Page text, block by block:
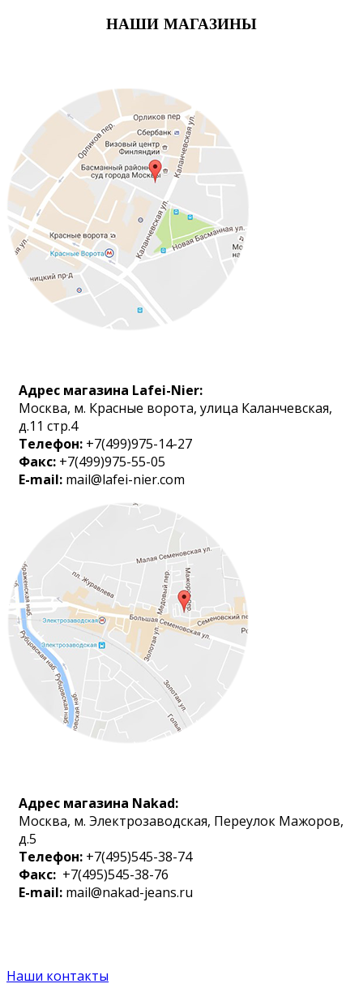
НАШИ МАГАЗИНЫ
Адрес магазина Lafei-Nier:
Москва, м. Красные ворота, улица Каланчевская,
д.11 стр.4
Телефон: +7(499)975-14-27
Факс: +7(499)975-55-05
E-mail: mail@lafei-nier.com
Адрес магазина Nakad:
Москва, м. Электрозаводская, Переулок Мажоров,
д.5
Телефон: +7(495)545-38-74
Факс: +7(495)545-38-76
E-mail: mail@nakad-jeans.ru
Наши контакты